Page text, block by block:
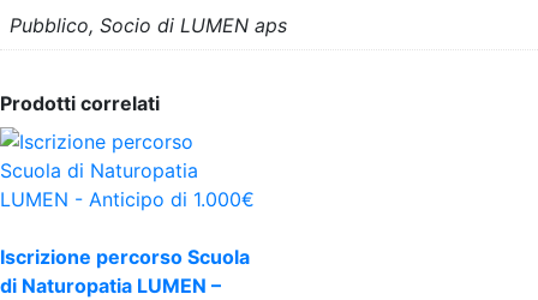
Pubblico, Socio di LUMEN aps
Prodotti correlati
Iscrizione percorso Scuola
di Naturopatia LUMEN –